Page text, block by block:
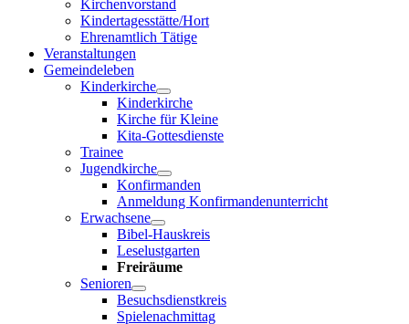
Kirchenvorstand
Kindertagesstätte/Hort
Ehrenamtlich Tätige
Veranstaltungen
Gemeindeleben
Kinderkirche
Kinderkirche
Kirche für Kleine
Kita-Gottesdienste
Trainee
Jugendkirche
Konfirmanden
Anmeldung Konfirmandenunterricht
Erwachsene
Bibel-Hauskreis
Leselustgarten
Freiräume
Senioren
Besuchsdienstkreis
Spielenachmittag